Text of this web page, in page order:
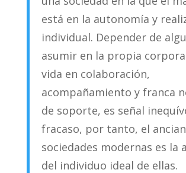
está en la autonomía y
individual. Depender de
asumir en la propia
vida en colaboración,
acompañamiento y franca
de soporte, es señal
fracaso, por tanto, el
sociedades modernas es la
del individuo ideal de ellas.